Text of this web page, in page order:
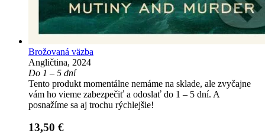
Brožovaná väzba
Angličtina, 2024
Do 1 – 5 dní
Tento produkt momentálne nemáme na sklade, ale zvyčajne
vám ho vieme zabezpečiť a odoslať do 1 – 5 dní. A
posnažíme sa aj trochu rýchlejšie!
13,50 €